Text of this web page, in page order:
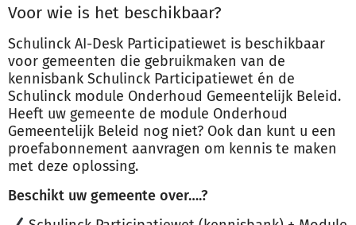
Voor wie is het beschikbaar?
Schulinck AI-Desk Participatiewet is beschikbaar
voor gemeenten die gebruikmaken van de
kennisbank Schulinck Participatiewet én de
Schulinck module Onderhoud Gemeentelijk Beleid.
Heeft uw gemeente de module Onderhoud
Gemeentelijk Beleid nog niet? Ook dan kunt u een
proefabonnement aanvragen om kennis te maken
met deze oplossing.
Beschikt uw gemeente over….?